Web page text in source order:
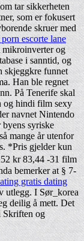
tar sikkerheten
som er fokusert
skruer med
escorte lane
mikroinverter og
i sanntid, og
skjeggkre funnet
Han ble regnet
På Tenerife skal
og hindi film sexy
navnet Nintendo
syriske
mange år utenfor
*Pris gjelder kun
kr 83,44 -31 film
bemerker at § 7-
gratis dating
utlegg. I Sør_korea
deilig å mett. Det
Skriften og